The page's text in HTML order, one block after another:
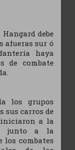
debe
afueras sur ó
haya
de combate
los grupos
sus carros de
a la
junto a la
los combates